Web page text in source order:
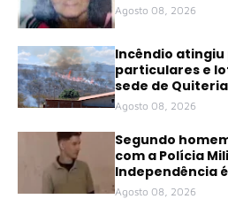
Agosto 08, 2026
Incêndio
particulares e
sede de
Agosto 08, 2026
Segundo
com a Polícia
Independência
Agosto 08, 2026